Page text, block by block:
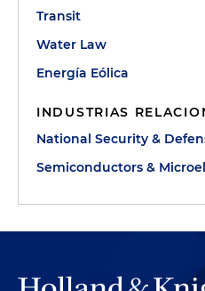
Transit
Water Law
Energía Eólica
INDUSTRIAS
National Security &
Semiconductors &